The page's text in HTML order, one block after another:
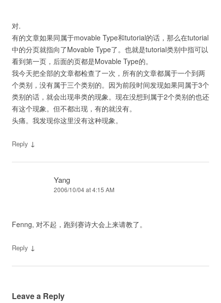
对.
有的文章如果同属于movable Type和tutorial的话，那么在tutorial
中的分页就指向了Movable Type了。也就是tutorial类别中指可以
看到第一页，后面的页都是Movable Type的。
我今天把全部的文章都检查了一次，所有的文章都属于一个到两
个类别，没有属于三个类别的。因为前段时间发现如果同属于3个
类别的话，就会出现串类的现象。现在没想到属于2个类别的也还
有这个现象。但不都出现，有的就没有。
头痛。我发现你这里没有这种现象。
Reply ↓
Yang
2006/10/04 at 4:15 AM
Fenng, 对不起，跑到赛诗大会上来请教了。
Reply ↓
Leave a Reply